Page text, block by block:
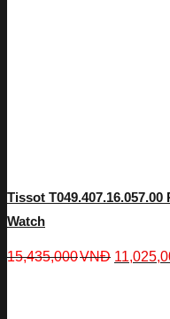
Tissot
Watch
15,435,000VNĐ